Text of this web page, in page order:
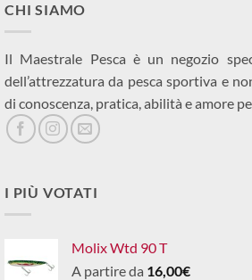
CHI SIAMO
Il Maestrale Pesca è un negozio
dell’attrezzatura da pesca sportiva e
di conoscenza, pratica, abilità e amore
I PIÙ VOTATI
Molix Wtd 90 T
A partire da 16,00€